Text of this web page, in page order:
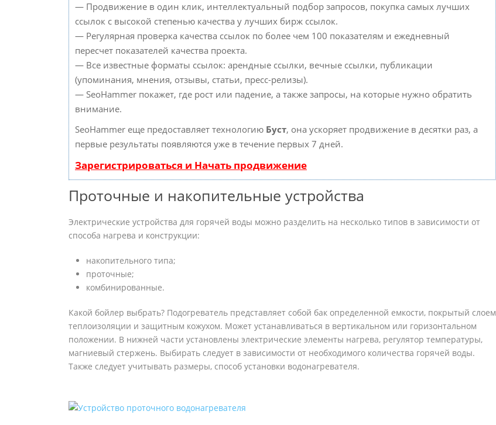
— Продвижение в один клик, интеллектуальный подбор запросов, покупка самых лучших
ссылок с высокой степенью качества у лучших бирж ссылок.
— Регулярная проверка качества ссылок по более чем 100 показателям и ежедневный
пересчет показателей качества проекта.
— Все известные форматы ссылок: арендные ссылки, вечные ссылки, публикации
(упоминания, мнения, отзывы, статьи, пресс-релизы).
— SeoHammer покажет, где рост или падение, а также запросы, на которые нужно обратить
внимание.
SeoHammer еще предоставляет технологию Буст, она ускоряет продвижение в десятки раз, а
первые результаты появляются уже в течение первых 7 дней.
Зарегистрироваться и Начать продвижение
Проточные и накопительные устройства
Электрические устройства для горячей воды можно разделить на несколько типов в зависимости от
способа нагрева и конструкции:
накопительного типа;
проточные;
комбинированные.
Какой бойлер выбрать? Подогреватель представляет собой бак определенной емкости, покрытый слоем
теплоизоляции и защитным кожухом. Может устанавливаться в вертикальном или горизонтальном
положении. В нижней части установлены электрические элементы нагрева, регулятор температуры,
магниевый стержень. Выбирать следует в зависимости от необходимого количества горячей воды.
Также следует учитывать размеры, способ установки водонагревателя.